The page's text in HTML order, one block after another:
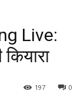
Live:
0
197